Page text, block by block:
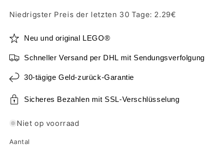
Niedrigster Preis der letzten 30 Tage: 2.29€
Neu und original LEGO®
Schneller Versand per DHL mit Sendungsverfolgung
30-tägige Geld-zurück-Garantie
Sicheres Bezahlen mit SSL-Verschlüsselung
Niet op voorraad
Aantal